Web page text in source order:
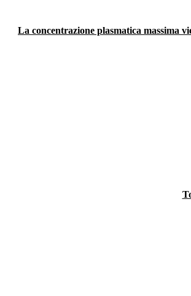
La concentrazione plasmatica massima